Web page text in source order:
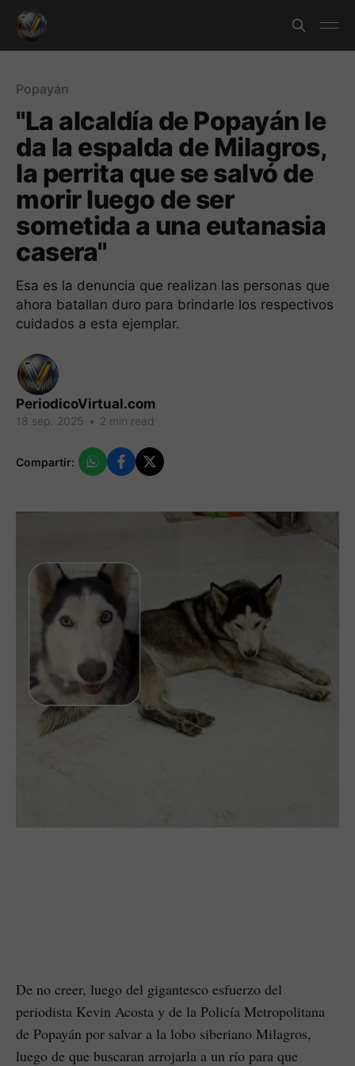
Popayán
"La alcaldía de Popayán le
da la espalda de Milagros,
la perrita que se salvó de
morir luego de ser
sometida a una eutanasia
casera"
Esa es la denuncia que realizan las personas que
ahora batallan duro para brindarle los respectivos
cuidados a esta ejemplar.
PeriodicoVirtual.com
18 sep. 2025 • 2 min read
Compartir:
De no creer, luego del gigantesco esfuerzo del
periodista Kevin Acosta y de la Policía Metropolitana
de Popayán por salvar a la lobo siberiano Milagros,
luego de que buscaran arrojarla a un río para que